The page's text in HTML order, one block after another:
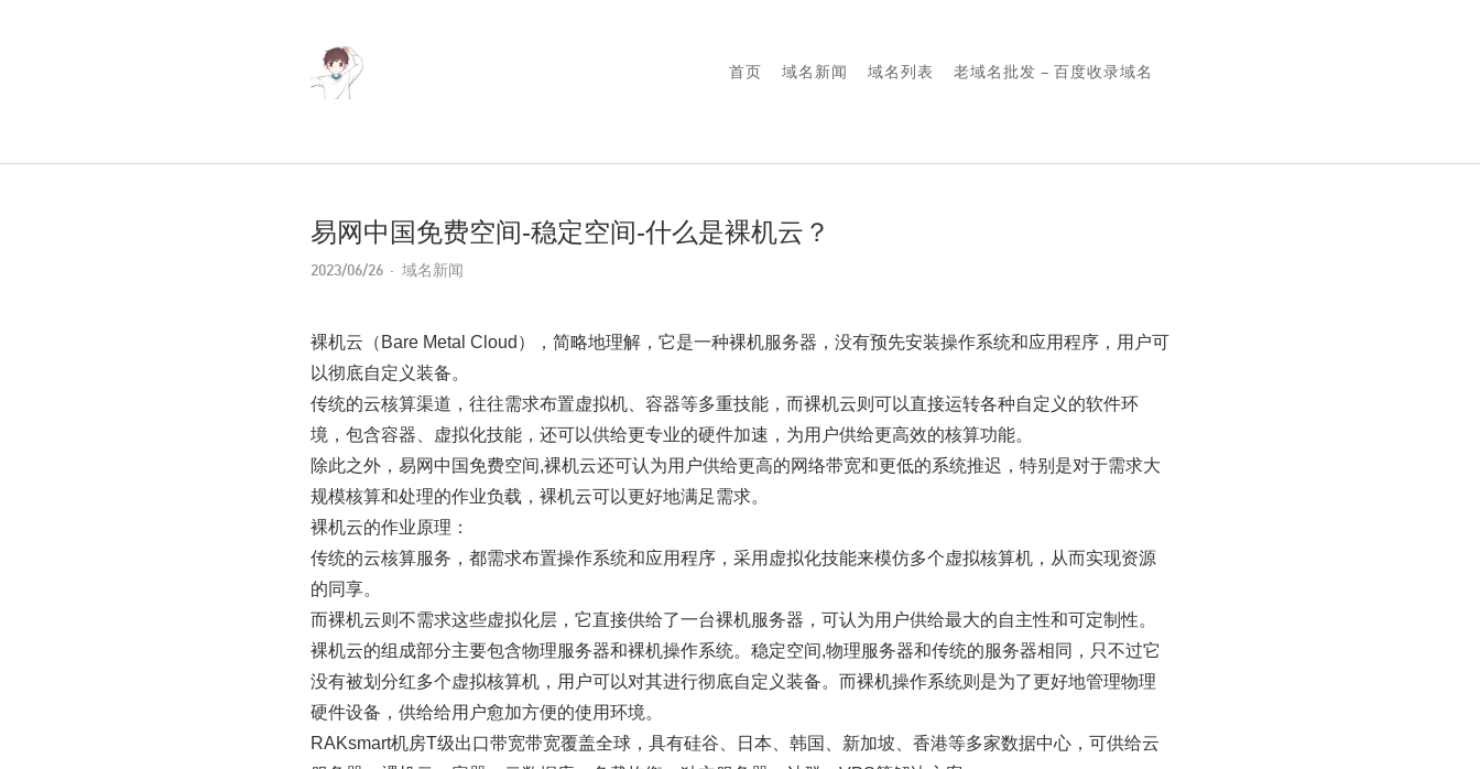
首页 域名新闻 域名列表 老域名批发 – 百度收录域名
易网中国免费空间-稳定空间-什么是裸机云？
2023/06/26 域名新闻
裸机云（Bare Metal Cloud），简略地理解，它是一种裸机服务器，没有预先安装操作系统和应用程序，用户可
以彻底自定义装备。
传统的云核算渠道，往往需求布置虚拟机、容器等多重技能，而裸机云则可以直接运转各种自定义的软件环
境，包含容器、虚拟化技能，还可以供给更专业的硬件加速，为用户供给更高效的核算功能。
除此之外，易网中国免费空间,裸机云还可认为用户供给更高的网络带宽和更低的系统推迟，特别是对于需求大
规模核算和处理的作业负载，裸机云可以更好地满足需求。
裸机云的作业原理：
传统的云核算服务，都需求布置操作系统和应用程序，采用虚拟化技能来模仿多个虚拟核算机，从而实现资源
的同享。
而裸机云则不需求这些虚拟化层，它直接供给了一台裸机服务器，可认为用户供给最大的自主性和可定制性。
裸机云的组成部分主要包含物理服务器和裸机操作系统。稳定空间,物理服务器和传统的服务器相同，只不过它
没有被划分红多个虚拟核算机，用户可以对其进行彻底自定义装备。而裸机操作系统则是为了更好地管理物理
硬件设备，供给给用户愈加方便的使用环境。
RAKsmart机房T级出口带宽带宽覆盖全球，具有硅谷、日本、韩国、新加坡、香港等多家数据中心，可供给云